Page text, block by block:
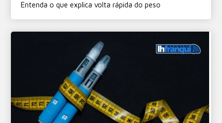
Entenda o que explica volta rápida do peso